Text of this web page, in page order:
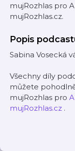
mujRozhlas pro
mujRozhlas.cz.
Popis
Sabina Vosecká
Všechny díly
můžete
mujRozhlas pro
mujRozhlas.cz .